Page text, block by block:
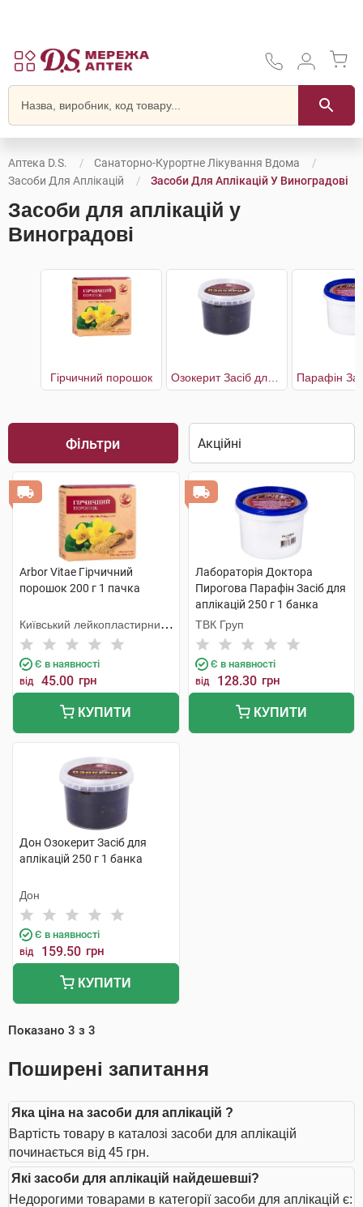
Аптека D.S.
Санаторно-Курортне Лікування Вдома
Засоби Для Аплікацій
Засоби Для Аплікацій У Виноградові
Засоби для аплікацій у
Виноградові
Гірчичний порошок
Фільтри
Arbor Vitae Гірчичний
порошок 200 г 1 пачка
Київський лейкопластирний
завод Сарепта
Є в наявності
від 45.00 грн
КУПИТИ
Лабораторія Доктора
Пирогова Парафін Засіб для
аплікацій 250 г 1 банка
ТВК Груп
Є в наявності
від 128.30 грн
КУПИТИ
Дон Озокерит Засіб для
аплікацій 250 г 1 банка
Дон
Є в наявності
від 159.50 грн
КУПИТИ
Показано 3 з 3
Поширені запитання
Яка ціна на засоби для аплікацій ?
Вартість товару в каталозі засоби для аплікацій
починається від 45 грн.
Які засоби для аплікацій найдешевші?
Недорогими товарами в категорії засоби для аплікацій є: